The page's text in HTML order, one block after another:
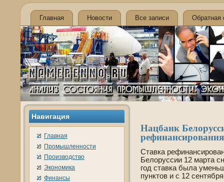
Главная Новости Все записи Обратная
Навигация
Главная
Промышленности
Производство
Экономика
Финансы
Нацбанк
Ставка
Белоруссии 12 марта
год ставка была
пунктов и с 12